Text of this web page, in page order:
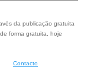
da publicação gratuita
forma gratuita, hoje
Contacto